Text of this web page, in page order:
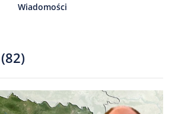
Wiadomości
(82)